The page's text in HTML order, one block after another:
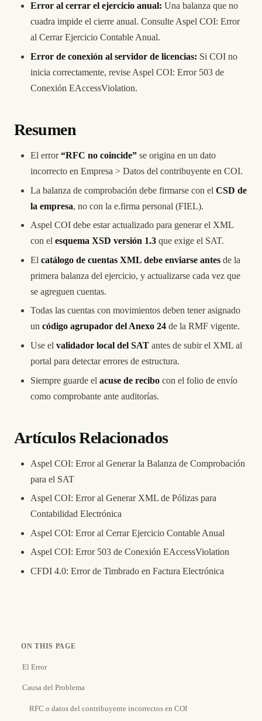
Error al cerrar el ejercicio anual: Una balanza que no
cuadra impide el cierre anual. ConsulteAspel COI: Error
al Cerrar Ejercicio Contable Anual.
Error de conexión al servidor de licencias: Si COI no
inicia correctamente, revise Aspel COI: Error 503 de
Conexión EAccessViolation.
Resumen
El error“RFC no coincide” se origina en un dato
incorrecto en Empresa > Datos del contribuyente en COI.
La balanza de comprobación debe firmarse con el CSD de
la empresa, no con la e.firma personal (FIEL).
Aspel COI debe estar actualizado para generar el XML
con el esquema XSD versión 1.3 que exige el SAT.
El catálogo de cuentas XML debe enviarse antes de la
primera balanza del ejercicio, y actualizarse cada vez que
se agreguen cuentas.
Todas las cuentas con movimientos deben tener asignado
un código agrupador del Anexo 24 de la RMF vigente.
Use el validador local del SAT antes de subir el XML al
portal para detectar errores de estructura.
Siempre guarde el acuse de recibo con el folio de envío
como comprobante ante auditorías.
Artículos Relacionados
Aspel COI: Error al Generar la Balanza de Comprobación
para el SAT
Aspel COI: Error al Generar XML de Pólizas para
Contabilidad Electrónica
Aspel COI: Error al Cerrar Ejercicio Contable Anual
Aspel COI: Error 503 de Conexión EAccessViolation
CFDI 4.0: Error de Timbrado en Factura Electrónica
ON THIS PAGE
El Error
Causa del Problema
RFC o datos del contribuyente incorrectos en COI